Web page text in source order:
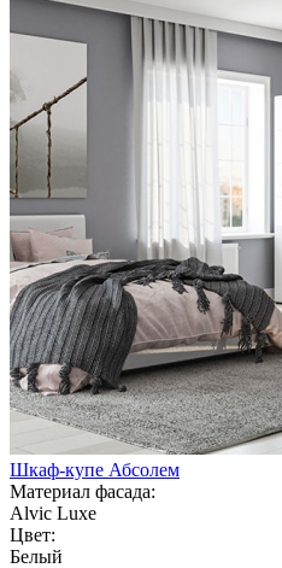
Шкаф-купе Абсолем
Материал фасада:
Alvic Luxe
Цвет:
Белый